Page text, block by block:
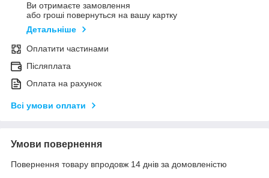
Ви отримаєте замовлення
або гроші повернуться на вашу картку
Детальніше
Оплатити частинами
Післяплата
Оплата на рахунок
Всі умови оплати
Умови повернення
Повернення товару впродовж 14 днів за домовленістю